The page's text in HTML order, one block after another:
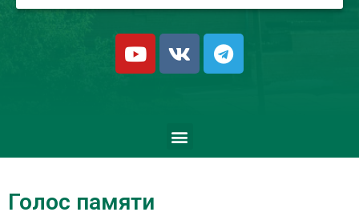
Голос памяти